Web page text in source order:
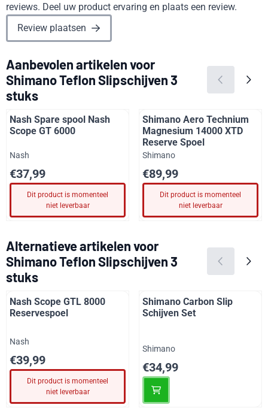
reviews. Deel uw product ervaring en plaats een review.
Review plaatsen
Aanbevolen artikelen voor
Shimano Teflon Slipschijven 3
stuks
Nash Spare spool Nash
Scope GT 6000
Merk:
Nash
Prijs: 37,99
€37,99
Dit product is momenteel
niet leverbaar
Shimano Aero Technium
Magnesium 14000 XTD
Reserve Spoel
Merk:
Shimano
Prijs: 89,99
€89,99
Dit product is momenteel
niet leverbaar
Alternatieve artikelen voor
Shimano Teflon Slipschijven 3
stuks
Nash Scope GTL 8000
Reservespoel
Merk:
Nash
Prijs: 39,99
€39,99
Dit product is momenteel
niet leverbaar
Shimano Carbon Slip
Schijven Set
Merk:
Shimano
Prijs: 34,99
€34,99